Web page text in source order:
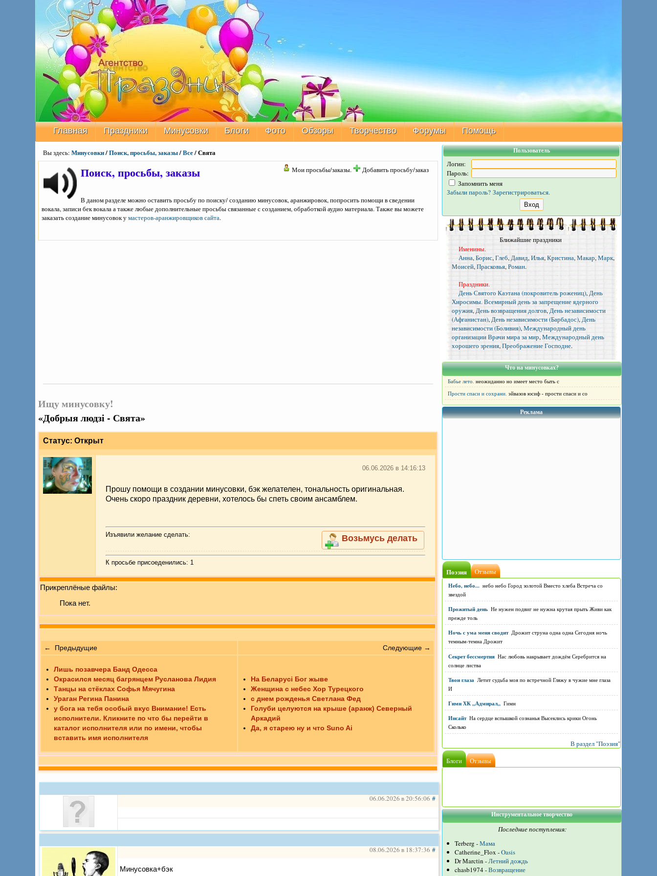
Главная Праздники Минусовки Блоги Фото Обзоры Творчество Форумы Помощь
Вы здесь: Минусовки/Поиск, просьбы, заказы/Все/ Свята
Поиск, просьбы, заказы Мои просьбы/заказы. Добавить просьбу/заказ
В даном разделе можно оставить просьбу по поиску/ созданию минусовок, аранжировок, попросить помощи в сведении
вокала, записи бек вокала а также любые дополнительные просьбы связанные с созданием, обработкой аудио материала. Также вы можете
заказать создание минусовок умастеров-аранжировщиков сайта.
Ищу минусовку!
«Добрыя людзі - Свята»
Статус: Открыт
06.06.2026 в 14:16:13
Прошу помощи в создании минусовки, бэк желателен, тональность оригинальная.
Очень скоро праздник деревни, хотелось бы спеть своим ансамблем.
Возьмусь делать
Изъявили желание сделать:
К просьбе присоеденились: 1
Прикреплёные файлы:
Пока нет.
← Предыдущие Следующие →
Лишь позавчера Банд Одесса
Окрасился месяц багрянцем Русланова Лидия
Танцы на стёклах Софья Мячугина
Ураган Регина Панина
у бога на тебя особый вкус Внимание! Есть
исполнители. Кликните по что бы перейти в
каталог исполнителя или по имени, чтобы
вставить имя исполнителя
На Беларусі Бог жыве
Женщина с небес Хор Турецкого
с днем рожденья Светлана Фед
Голуби целуются на крыше (аранж) Северный
Аркадий
Да, я старею ну и что Suno Ai
06.06.2026 в 20:56:06 #
08.06.2026 в 18:37:36 #
Минусовка+бэк
Пользователь
Логин:
Пароль:
Запомнить меня
Забыли пароль? Зарегистрироваться.
Ближайшие праздники
Именины.
Анна,Борис,Глеб,Давид,Илья,Кристина,Макар,Марк,
Моисей,Прасковья,Роман.
Праздники.
День Святого Каэтана (покровитель рожениц),День
Хиросимы. Всемирный день за запрещение ядерного
оружия,День возвращения долгов,День независимости
(Афганистан),День независимости (Барбадос),День
независимости (Боливия),Международный день
организации Врачи мира за мир,Международный день
хорошего зрения,Преображение Господне.
Что на минусовках?
Бабье лето. неожиданно но имеет место быть с
Прости спаси и сохрани. эйвазов юсиф - прости спаси и со
Реклама
Поэзия Отзывы
Небо, небо... небо небо Город золотой Вместо хлеба Встреча со
звездой
Прожитый день Не нужен подвиг не нужна крутая прыть Живи как
прежде толь
Ночь с ума меня сводит Дрожит струна одна одна Сегодня ночь
темным-темна Дрожит
Секрет бессмертия Нас любовь накрывает дождём Серебрится на
солнце листва
Твои глаза Летит судьба моя по встречной Гляжу в чужие мне глаза
И
Гимн ХК ,,Адмирал,, Гимн
Инсайт На сердце вспышкой сознанья Высеклись крики Огонь
Сколько
В раздел "Поэзия"
Блоги
Отзывы
Инструментальное творчество
Последние поступления:
Terberg -Мама
Catherine_Flox -Oasis
Dr Marctin -Летний дождь
chasb1974 -Возвращение